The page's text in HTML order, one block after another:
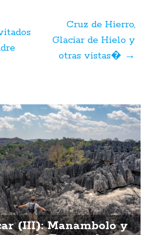
Cruz de Hierro,
Glaciar de Hielo y
otras vistas� →
(III): Manambolo y